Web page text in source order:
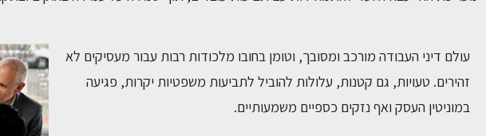
עולם דיני העבודה מורכב ומסובך, וטומן בחובו מלכודות רבות עבור מעסיקים לא
זהירים. טעויות, גם קטנות, עלולות להוביל לתביעות משפטיות יקרות, פגיעה
במוניטין העסק ואף נזקים כספיים משמעותיים.